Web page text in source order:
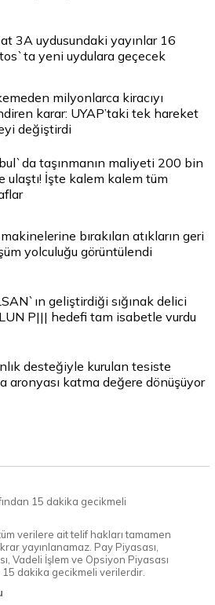
3A uydusundaki yayınlar 16
yeni uydulara geçecek
milyonlarca kiracıyı
karar: UYAP’taki tek hareket
değiştirdi
taşınmanın maliyeti 200 bin
ulaştı! İşte kalem kalem tüm
bırakılan atıkların geri
yolculuğu görüntülendi
geliştirdiği sığınak delici
P||| hedefi tam isabetle vurdu
desteğiyle kurulan tesiste
aronyası katma değere dönüşüyor
15 dakika gecikmeli
verilere ait telif hakları tamamen
yayınlanamaz. Pay Piyasası,
Vadeli İşlem ve Opsiyon Piyasası
15 dakika gecikmeli verilerdir.